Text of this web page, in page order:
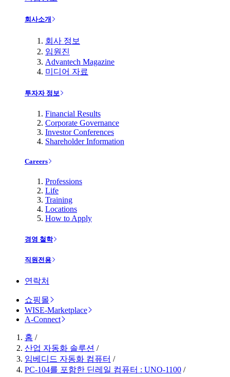
회사소개
회사 정보
임원진
Advantech Magazine
미디어 자료
투자자 정보
Financial Results
Corporate Governance
Investor Conferences
Shareholder Information
Careers
Professions
Life
Training
Locations
How to Apply
경영 철학
직원전용
연락처
쇼핑몰
WISE-Marketplace
A-Connect
홈 /
산업 자동화 솔루션 /
임베디드 자동화 컴퓨터 /
PC-104를 포함한 딘레일 컴퓨터 : UNO-1100 /